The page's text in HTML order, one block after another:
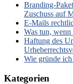
Branding-
Zuschuss auf
E-Mails
Was tun,
Haftung des
Wie gründe
Kategorien